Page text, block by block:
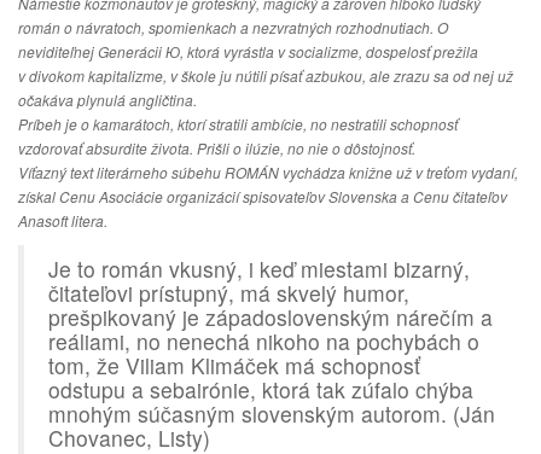
román o návratoch, spomienkach a nezvratných rozhodnutiach. O
neviditeľnej Generácii Ю, ktorá vyrástla v socializme, dospelosť prežila
v divokom kapitalizme, v škole ju nútili písať azbukou, ale zrazu sa od nej už
očakáva plynulá angličtina.
Príbeh je o kamarátoch, ktorí stratili ambície, no nestratili schopnosť
vzdorovať absurdite života. Prišli o ilúzie, no nie o dôstojnosť.
Víťazný text literárneho súbehu ROMÁN vychádza knižne už v treťom vydaní,
získal Cenu Asociácie organizácií spisovateľov Slovenska a Cenu čitateľov
Anasoft litera.
Je to román vkusný, i keď miestami bizarný,
čitateľovi prístupný, má skvelý humor,
prešpikovaný je západoslovenským nárečím a
reáliami, no nenechá nikoho na pochybách o
tom, že Viliam Klimáček má schopnosť
odstupu a sebairónie, ktorá tak zúfalo chýba
mnohým súčasným slovenským autorom. (Ján
Chovanec, Listy)